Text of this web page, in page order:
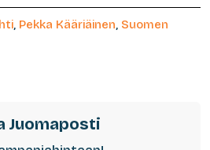
, Pekka Kääriäinen, Suomen
Juomaposti